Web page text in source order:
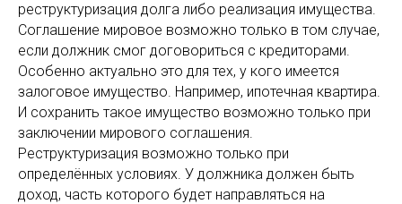
реструктуризация долга либо реализация имущества.
Соглашение мировое возможно только в том случае,
если должник смог договориться с кредиторами.
Особенно актуально это для тех, у кого имеется
залоговое имущество. Например, ипотечная квартира.
И сохранить такое имущество возможно только при
заключении мирового соглашения.
Реструктуризация возможно только при
определённых условиях. У должника должен быть
доход, часть которого будет направляться на